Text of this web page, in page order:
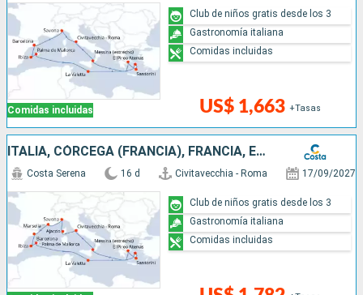
Comidas incluidas US$ 1,663 +Tasas
Club de niños gratis desde los 3
Gastronomía italiana
Comidas incluidas
ITALIA, CÓRCEGA (FRANCIA), FRANCIA, ESPAÑA, ISLAS BALEARES, MALTA, GRECIA
Costa Serena 16 d Civitavecchia - Roma 17/09/2027
Club de niños gratis desde los 3
Gastronomía italiana
Comidas incluidas